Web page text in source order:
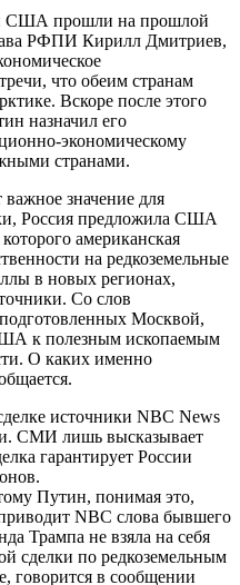
США прошли на прошлой
РФПИ Кирилл Дмитриев,
что обеим странам
Вскоре после этого
назначил его
экономическому
странами.
значение для
Россия предложила США
американская
на редкоземельные
в новых регионах,
Со слов
Москвой,
к полезным ископаемым
О каких именно
источники NBC News
СМИ лишь высказывает
гарантирует России
Путин, понимая это,
NBC слова бывшего
Трампа не взяла на себя
сделки по редкоземельным
говорится в сообщении